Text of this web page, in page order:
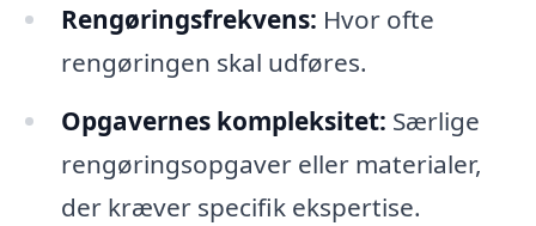
Rengøringsfrekvens: Hvor ofte
rengøringen skal udføres.
Opgavernes kompleksitet: Særlige
rengøringsopgaver eller materialer,
der kræver specifik ekspertise.